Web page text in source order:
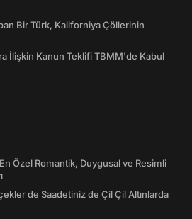
Bir Türk, Kaliforniya Çöllerinin
İlişkin Kanun Teklifi TBMM'de Kabul
Özel Romantik, Duygusal ve Resimli
de Saadetiniz de Çil Çil Altınlarda